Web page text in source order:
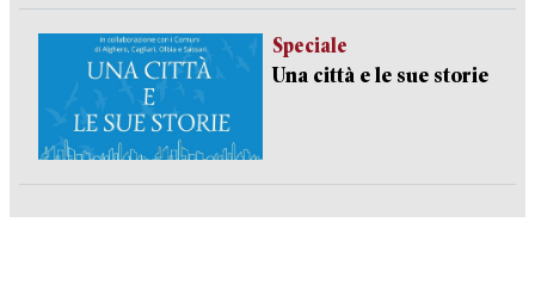
Speciale
Una città e le sue storie